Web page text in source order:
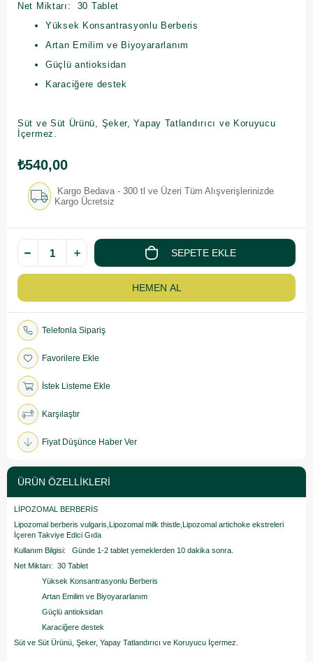
Net Miktarı: 30 Tablet
Yüksek Konsantrasyonlu Berberis
Artan Emilim ve Biyoyararlanım
Güçlü antioksidan
Karaciğere destek
Süt ve Süt Ürünü, Şeker, Yapay Tatlandırıcı ve Koruyucu
İçermez.
₺540,00
Kargo Bedava - 300 tl ve Üzeri Tüm Alışverişlerinizde
Kargo Ücretsiz
Telefonla Sipariş
Favorilere Ekle
İstek Listeme Ekle
Karşılaştır
Fiyat Düşünce Haber Ver
ÜRÜN ÖZELLIKLERI
LİPOZOMAL BERBERİS
Lipozomal berberis vulgaris,Lipozomal milk thistle,Lipozomal artichoke ekstreleri
İçeren Takviye Edici Gıda
Kullanım Bilgisi: Günde 1-2 tablet yemeklerden 10 dakika sonra.
Net Miktarı: 30 Tablet
Yüksek Konsantrasyonlu Berberis
Artan Emilim ve Biyoyararlanım
Güçlü antioksidan
Karaciğere destek
Süt ve Süt Ürünü, Şeker, Yapay Tatlandırıcı ve Koruyucu İçermez.